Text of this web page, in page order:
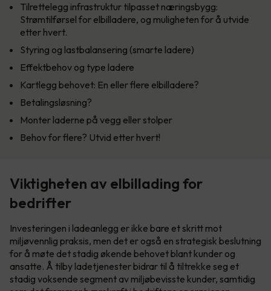
Tilrettelegg infrastruktur tilpasset næringsbygg:
Strømtilførsel for elbilladere, og muligheten for å utvide
etter hvert.
Styring og lastbalansering (smarte ladere)
Effektbehov og type ladere
Kartlegg behovet: En eller flere elbilladere?
Betalingsløsning?
Monter laderne på vegg eller stolper
Behov for flere? Utvid etter hvert!
Viktigheten av elbillading for
bedrifter
Investeringen i ladeanlegg er ikke bare et skritt mot
miljøvennlig praksis, men det er også en strategisk beslutning
for å møte det stadig økende behovet blant kunder og
ansatte. Å tilby ladetjenester bidrar til å tiltrekke seg et
stadig voksende segment av miljøbevisste kunder, samtidig